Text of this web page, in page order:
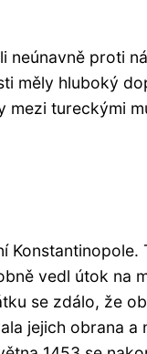
neúnavně proti
měly hluboký
tureckými
vedl útok na
se zdálo, že
jejich obrana